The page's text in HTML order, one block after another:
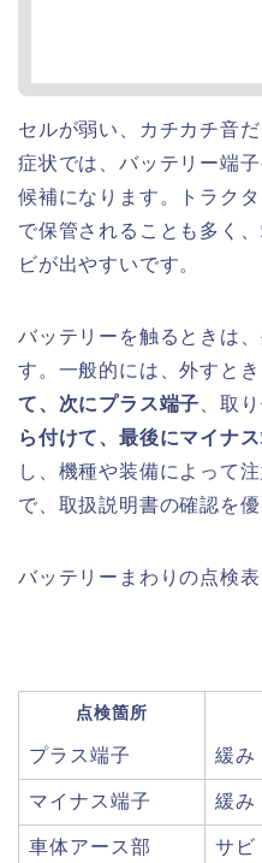
セルが弱い、カチカチ音
症状では、バッテリー端
候補になります。トラク
で保管されることも多く
ビが出やすいです。
バッテリーを触るときは
す。一般的には、外すと
て、次にプラス端子 、取
ら付けて、最後にマイナ
し、機種や装備によって
で、取扱説明書の確認を優
バッテリーまわりの点検表
点検箇所
プラス端子 緩み
マイナス端子 緩み
車体アース部 サビ